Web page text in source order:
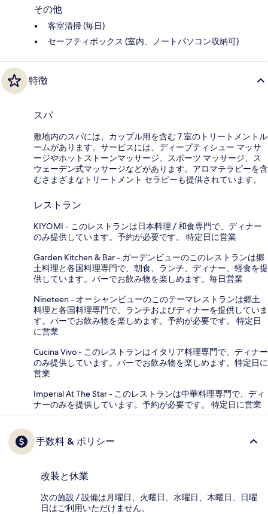
その他
客室清掃 (毎日)
セーフティボックス (室内、ノートパソコン収納可)
特徴
スパ
敷地内のスパには、カップル用を含む 7 室のトリートメントル
ームがあります。サービスには、ディープティシュー マッサ
ージやホットストーンマッサージ、スポーツ マッサージ、ス
ウェーデン式マッサージなどがあります。アロマテラピーを含
むさまざまなトリートメント セラピーも提供されています。
レストラン
KIYOMI - このレストランは日本料理 / 和食専門で、ディナー
のみ提供しています。予約が必要です。 特定日に営業
Garden Kitchen & Bar - ガーデンビューのこのレストランは郷
土料理と各国料理専門で、朝食、ランチ、ディナー、軽食を提
供しています。バーでお飲み物を楽しめます。毎日営業
Nineteen - オーシャンビューのこのテーマレストランは郷土
料理と各国料理専門で、ランチおよびディナーを提供していま
す。バーでお飲み物を楽しめます。予約が必要です。 特定日
に営業
Cucina Vivo - このレストランはイタリア料理専門で、ディナー
のみ提供しています。バーでお飲み物を楽しめます。特定日に
営業
Imperial At The Star - このレストランは中華料理専門で、ディ
ナーのみを提供しています。予約が必要です。 特定日に営業
手数料 & ポリシー
改装と休業
次の施設 / 設備は月曜日、火曜日、水曜日、木曜日、日曜
日はご利用いただけません。